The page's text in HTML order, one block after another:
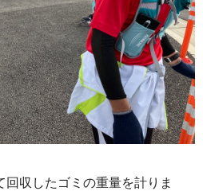
収したゴミの重量を計りま